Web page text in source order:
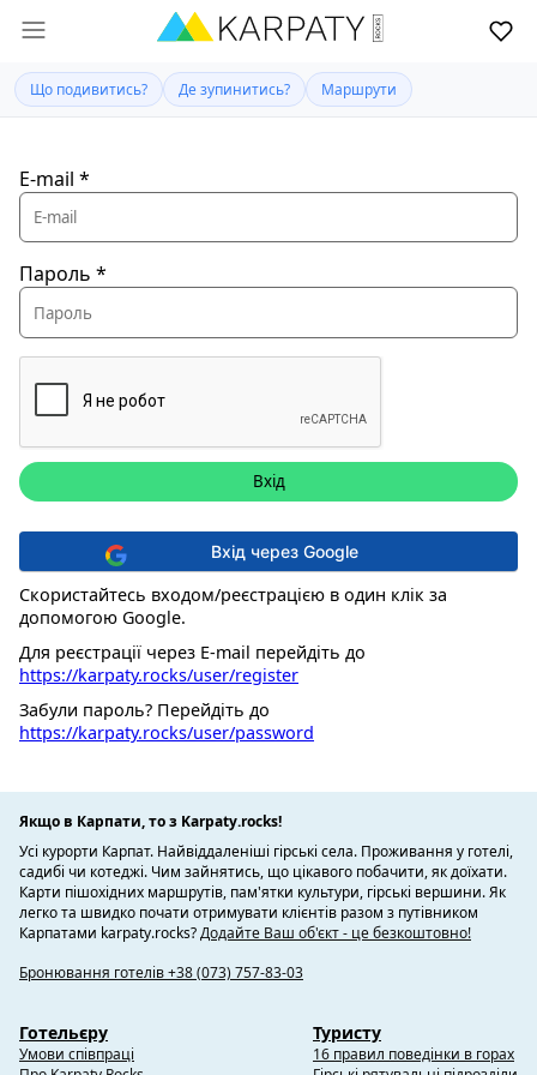
Що подивитись? Де зупинитись? Маршрути
E-mail *
Пароль *
Вхід через Google
Скористайтесь входом/реєстрацією в один клік за
допомогою Google.
Для реєстрації через E-mail перейдіть до
https://karpaty.rocks/user/register
Забули пароль? Перейдіть до
https://karpaty.rocks/user/password
Якщо в Карпати, то з Karpaty.rocks!
Усі курорти Карпат. Найвіддаленіші гірські села. Проживання у готелі,
садибі чи котеджі. Чим зайнятись, що цікавого побачити, як доїхати.
Карти пішохідних маршрутів, пам'ятки культури, гірські вершини. Як
легко та швидко почати отримувати клієнтів разом з путівником
Карпатами karpaty.rocks?Додайте Ваш об'єкт - це безкоштовно!
Бронювання готелів +38 (073) 757-83-03
Готельєру
Умови співпраці
Туристу
16 правил поведінки в горах